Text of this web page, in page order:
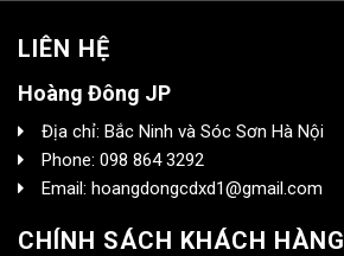
LIÊN HỆ
Hoàng Đông JP
Địa chỉ: Bắc Ninh và Sóc Sơn Hà Nội
Phone: 098 864 3292
Email: hoangdongcdxd1@gmail.com
CHÍNH SÁCH KHÁCH HÀNG